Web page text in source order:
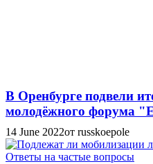
В Оренбурге подвели
молодёжного форума
14 June 2022от russkoepole